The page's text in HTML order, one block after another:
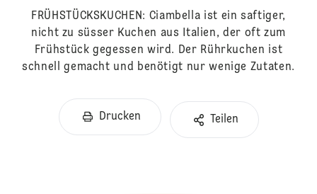
FRÜHSTÜCKSKUCHEN: Ciambella ist ein saftiger,
nicht zu süsser Kuchen aus Italien, der oft zum
Frühstück gegessen wird. Der Rührkuchen ist
schnell gemacht und benötigt nur wenige Zutaten.
Drucken Teilen